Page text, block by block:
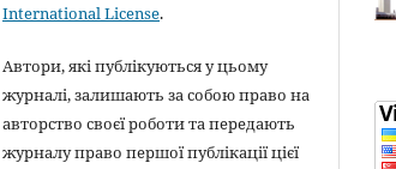
International License.
Автори, які публікуються у цьому
журналі, залишають за собою право на
авторство своєї роботи та передають
журналу право першої публікації цієї